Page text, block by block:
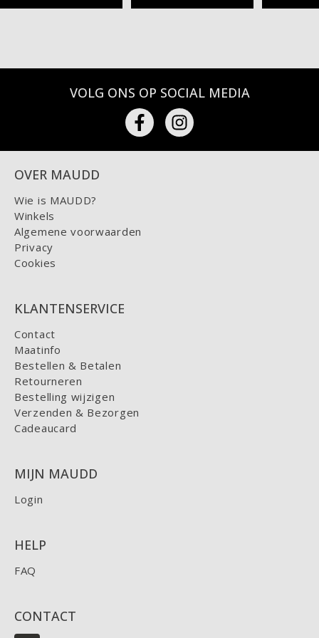
VOLG ONS OP SOCIAL MEDIA
OVER MAUDD
Wie is MAUDD?
Winkels
Algemene voorwaarden
Privacy
Cookies
KLANTENSERVICE
Contact
Maatinfo
Bestellen & Betalen
Retourneren
Bestelling wijzigen
Verzenden & Bezorgen
Cadeaucard
MIJN MAUDD
Login
HELP
FAQ
CONTACT